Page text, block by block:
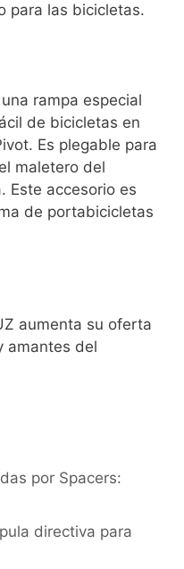
para las bicicletas.
rampa especial
de bicicletas en
Es plegable para
maletero del
Este accesorio es
de portabicicletas
aumenta su oferta
amantes del
por Spacers:
directiva para